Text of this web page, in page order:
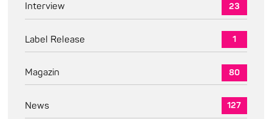
Interview 23
Label Release 1
Magazin 80
News 127